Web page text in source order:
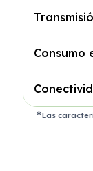
Consumo
Las